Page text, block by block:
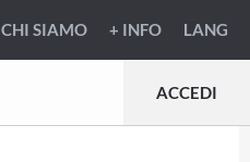
CHI SIAMO + INFO LANG
ACCEDI